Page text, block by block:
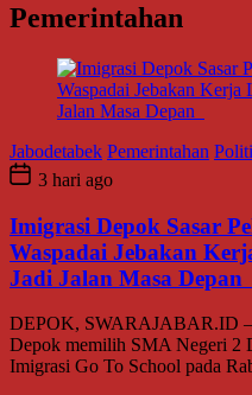
Pemerintahan
Jabodetabek Pemerintahan
3 hari ago
Imigrasi Depok Sasar
Waspadai Jebakan
Jadi Jalan Masa Depan
DEPOK, SWARAJABAR.ID
Depok memilih SMA Negeri 2
Imigrasi Go To School pada